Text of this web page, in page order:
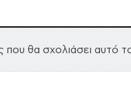
που θα σχολιάσει αυτό